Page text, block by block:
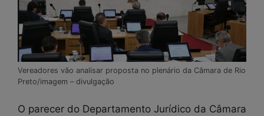
Vereadores vão analisar proposta no plenário da Câmara de Rio
Preto/imagem – divulgação
O parecer do Departamento Jurídico da Câmara